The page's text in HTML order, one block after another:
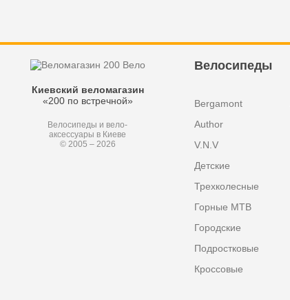
Киевский веломагазин
«200 по встречной»
Велосипеды и вело-
аксессуары в Киеве
© 2005 – 2026
Велосипеды
Bergamont
Author
V.N.V
Детские
Трехколесные
Горные MTB
Городские
Подростковые
Кроссовые